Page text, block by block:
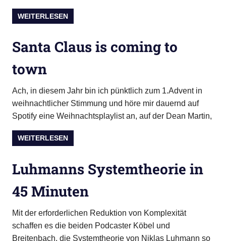
WEITERLESEN
Santa Claus is coming to
town
Ach, in diesem Jahr bin ich pünktlich zum 1.Advent in
weihnachtlicher Stimmung und höre mir dauernd auf
Spotify eine Weihnachtsplaylist an, auf der Dean Martin,
WEITERLESEN
Luhmanns Systemtheorie in
45 Minuten
Mit der erforderlichen Reduktion von Komplexität
schaffen es die beiden Podcaster Köbel und
Breitenbach, die Systemtheorie von Niklas Luhmann so